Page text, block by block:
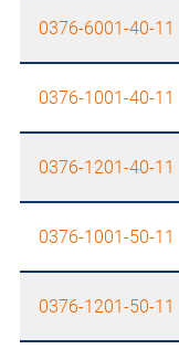
0376-6001-40-11
0376-1001-40-11
0376-1201-40-11
0376-1001-50-11
0376-1201-50-11